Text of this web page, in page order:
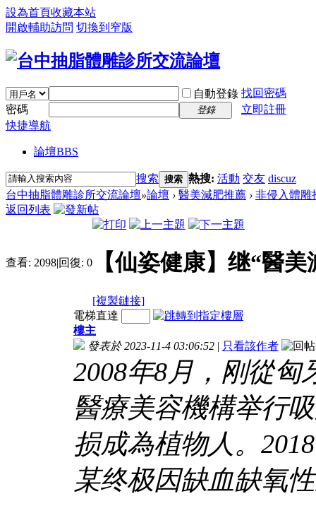
設為首頁收藏本站
開啟輔助訪問 切換到窄版
自動登錄 找回密碼
密碼
登錄
立即註冊
快捷導航
論壇BBS
搜索 搜索 熱搜: 活動 交友 discuz
台中抽脂體雕診所交流論壇»論壇 › 醫美減肥推薦 › 非侵入體雕
返回列表
查看: 2098|回復: 0 【仙姿健康】继“醫
[複製鏈接]
電梯直達
樓主
發表於 2023-11-4 03:06:52 | 只看該作者
2008年8月，刚從
醫療美容機構举行
损成為植物人。
某终极因缺血缺氧